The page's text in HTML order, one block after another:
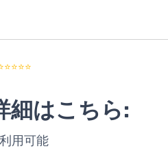
細はこちら:
用可能